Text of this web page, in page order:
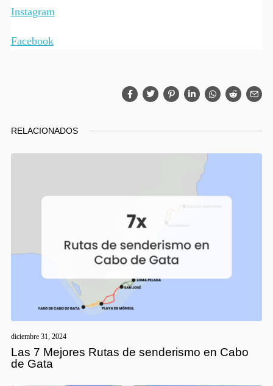
Instagram
Facebook
RELACIONADOS
diciembre 31, 2024
Las 7 Mejores Rutas de senderismo en Cabo
de Gata